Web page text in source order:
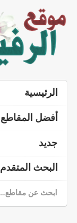
الرئيسية
أفضل المقاطع
جديد
البحث المتقدم